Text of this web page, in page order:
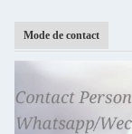
Mode de contact